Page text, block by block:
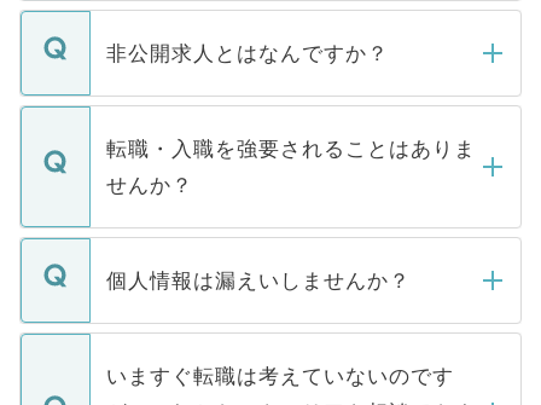
ご登録いただきましたら、弊社担当者がご
登録内容を確認し、その後メールもしくは
ます。通常、5営業日以内にはご連絡をせて
いただきますので、しばらくお待ちくださ
非公開求人とはなんですか？
マイナビDOCTORで取り扱っている求人の
うち約3割は、Webサイトからご覧いただ
けない「非公開求人」です。非公開求人は
下記の理由によって、一般には公開してい
ません。
■応募殺到を避けるため 人気のある医療機
関を公にしてしまうと、応募が殺到する場
に、医療機関が求める条件に合った人材の
転職・入職を強要されることはありま
せんか？
転職・入職を強要することは一切ありませ
ん。また、仮に応募先から内定をいただい
定を承諾する必要はありません。内定先へ
の辞退の連絡はキャリアパートナーが行い
個人情報は漏えいしませんか？
個人情報が漏えいすることはありませんの
で、ご安心ください。当サイトからの登録
いますぐ転職は考えていないのです